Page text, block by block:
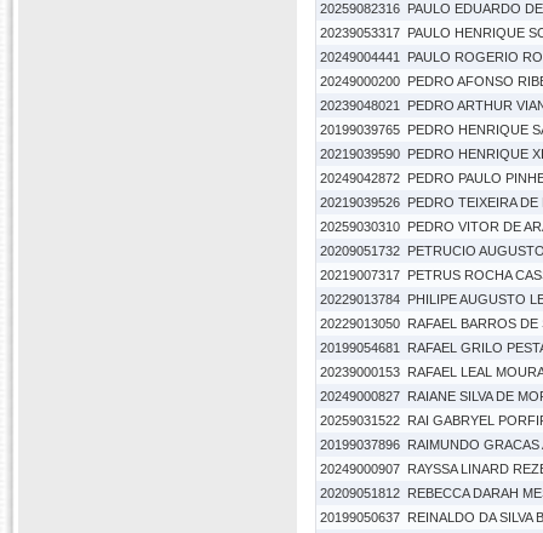
20259082316 PAULO EDUARDO
20239053317 PAULO HENRIQUE
20249004441
PAULO ROGERIO
20249000200 PEDRO AFONSO
20239048021
PEDRO ARTHUR
20199039765 PEDRO HENRIQUE
20219039590 PEDRO HENRIQUE
20249042872 PEDRO PAULO
20219039526 PEDRO TEIXEIRA
20259030310 PEDRO VITOR DE
20209051732 PETRUCIO
20219007317 PETRUS ROCHA
20229013784 PHILIPE AUGUSTO
20229013050 RAFAEL BARROS DE
20199054681
RAFAEL GRILO
20239000153 RAFAEL LEAL
20249000827 RAIANE SILVA DE
20259031522 RAI GABRYEL
20199037896 RAIMUNDO GRACAS
20249000907 RAYSSA LINARD
20209051812 REBECCA DARAH
20199050637 REINALDO DA SILVA